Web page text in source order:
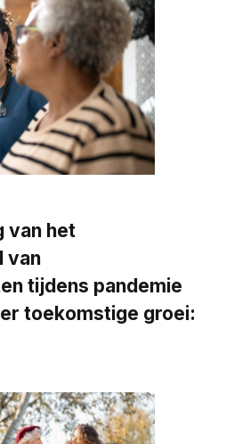
van het
van
tijdens pandemie
toekomstige groei: